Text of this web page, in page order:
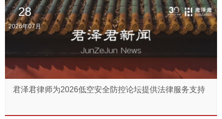
28
2026年07月
君泽君律师为2026低空安全防控论坛提供法律服务支持